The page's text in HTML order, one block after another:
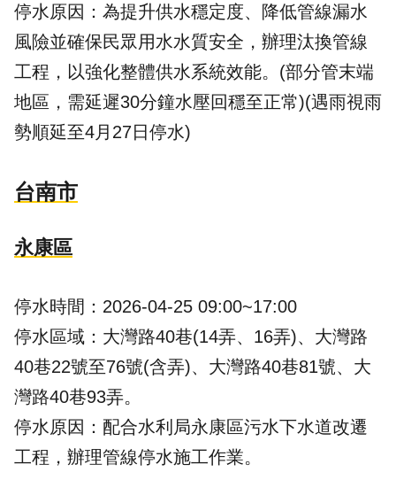
停水原因：為提升供水穩定度、降低管線漏水
風險並確保民眾用水水質安全，辦理汰換管線
工程，以強化整體供水系統效能。(部分管末端
地區，需延遲30分鐘水壓回穩至正常)(遇雨視雨
勢順延至4月27日停水)
台南市
永康區
停水時間：2026-04-25 09:00~17:00
停水區域：大灣路40巷(14弄、16弄)、大灣路
40巷22號至76號(含弄)、大灣路40巷81號、大
灣路40巷93弄。
停水原因：配合水利局永康區污水下水道改遷
工程，辦理管線停水施工作業。